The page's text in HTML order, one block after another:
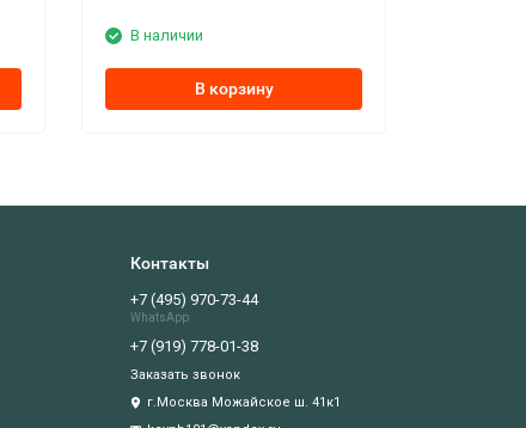
В наличии
В корзину
Контакты
+7 (495) 970-73-44
WhatsApp
+7 (919) 778-01-38
Заказать звонок
г.Москва Можайское ш. 41к1